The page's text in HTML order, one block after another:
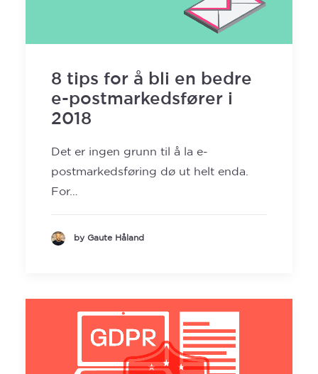
8 tips for å bli en bedre
e-postmarkedsfører i
2018
Det er ingen grunn til å la e-
postmarkedsføring dø ut helt enda.
For…
by Gaute Håland